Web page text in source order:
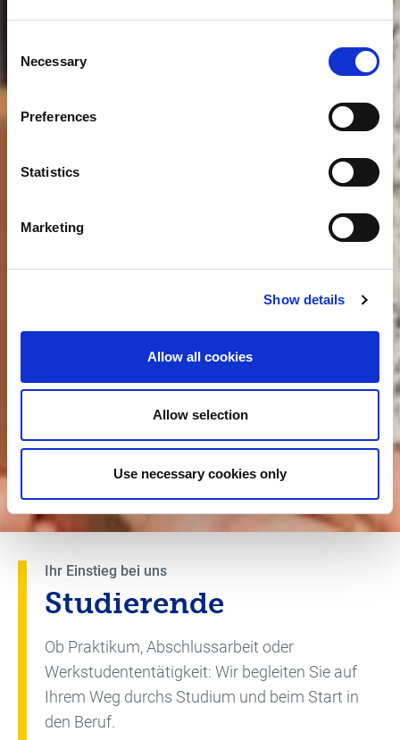
Selection
Necessary
Preferences
Statistics
Marketing
Show details
Allow all cookies
Allow selection
Use necessary cookies only
Ihr Einstieg bei uns
Studierende
Ob Praktikum, Abschlussarbeit oder
Werkstudententätigkeit: Wir begleiten Sie auf
Ihrem Weg durchs Studium und beim Start in
den Beruf.